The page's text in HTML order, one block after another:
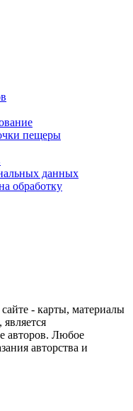
пещеры
данных
обработку
- карты, материалы
авторов. Любое
авторства и